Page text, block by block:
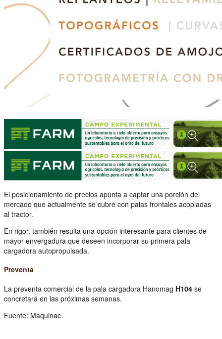
El posicionamiento de precios apunta a captar una porción del
mercado que actualmente se cubre con palas frontales acopladas
al tractor.
En rigor, también resulta una opción interesante para clientes de
mayor envergadura que deseen incorporar su primera pala
cargadora autopropulsada.
Preventa
La preventa comercial de la pala cargadora Hanomag H104 se
concretará en las próximas semanas.
Fuente: Maquinac.